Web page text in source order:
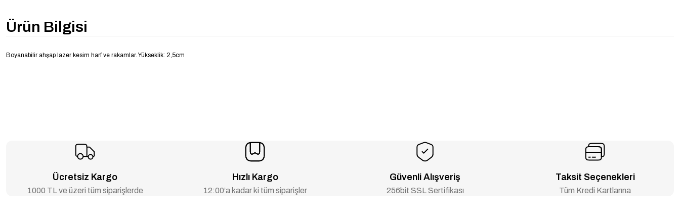
Ürün Bilgisi
Boyanabilir ahşap lazer kesim harf ve rakamlar. Yükseklik: 2,5cm
Ücretsiz Kargo
1000 TL ve üzeri tüm siparişlerde
Hızlı Kargo
12:00’a kadar ki tüm siparişler
Güvenli Alışveriş
256bit SSL Sertifikası
Taksit Seçenekleri
Tüm Kredi Kartlarına